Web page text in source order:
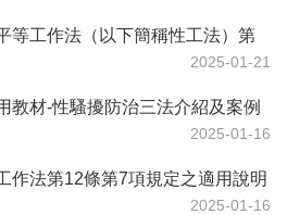
等工作法（以下簡稱性工法）第
2025-01-21
教材-性騷擾防治三法介紹及案例
2025-01-16
作法第12條第7項規定之適用說明
2025-01-16